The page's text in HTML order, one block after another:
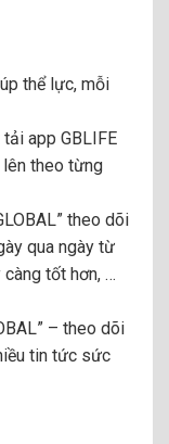
thể lực, mỗi
app GBLIFE
theo từng
theo dõi
qua ngày từ
tốt hơn, …
– theo dõi
tin tức sức